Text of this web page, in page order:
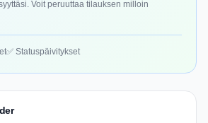
Voit peruuttaa tilauksen milloin
✅ Statuspäivitykset